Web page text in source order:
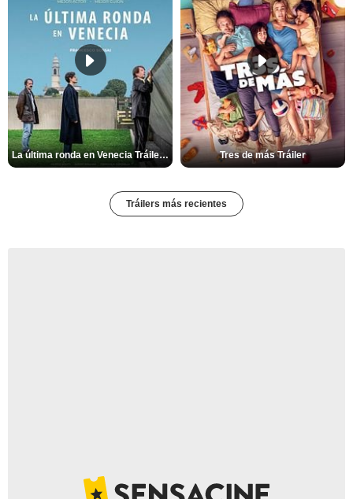
La última ronda en Venecia Tráiler VOSE Tres de más Tráiler
Tráilers más recientes